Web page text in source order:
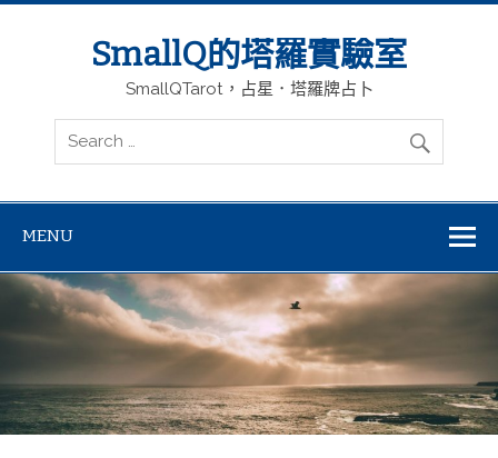
SmallQ的塔羅實驗室
SmallQTarot，占星．塔羅牌占卜
MENU